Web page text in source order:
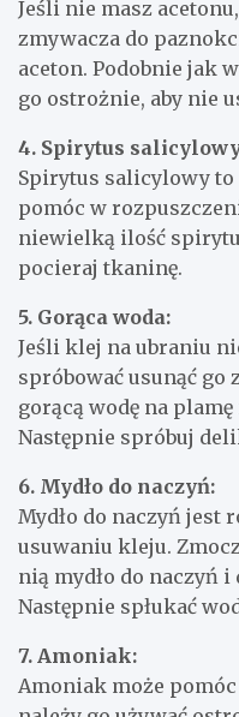
Jeśli nie masz
zmywacza do
aceton. Podobnie jak
go ostrożnie, aby nie
4. Spirytus
Spirytus salicylowy
pomóc w
niewielką ilość
pocieraj tkaninę.
5. Gorąca woda:
Jeśli klej na ubraniu
spróbować usunąć go
gorącą wodę na
Następnie spróbuj
6. Mydło do naczyń:
Mydło do naczyń jest
usuwaniu kleju.
nią mydło do naczyń
Następnie spłukać
7. Amoniak:
Amoniak może